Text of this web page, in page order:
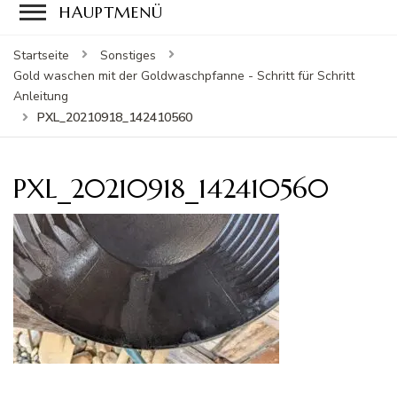
HAUPTMENÜ
Startseite
Sonstiges
Gold waschen mit der Goldwaschpfanne - Schritt für Schritt
Anleitung
PXL_20210918_142410560
PXL_20210918_142410560